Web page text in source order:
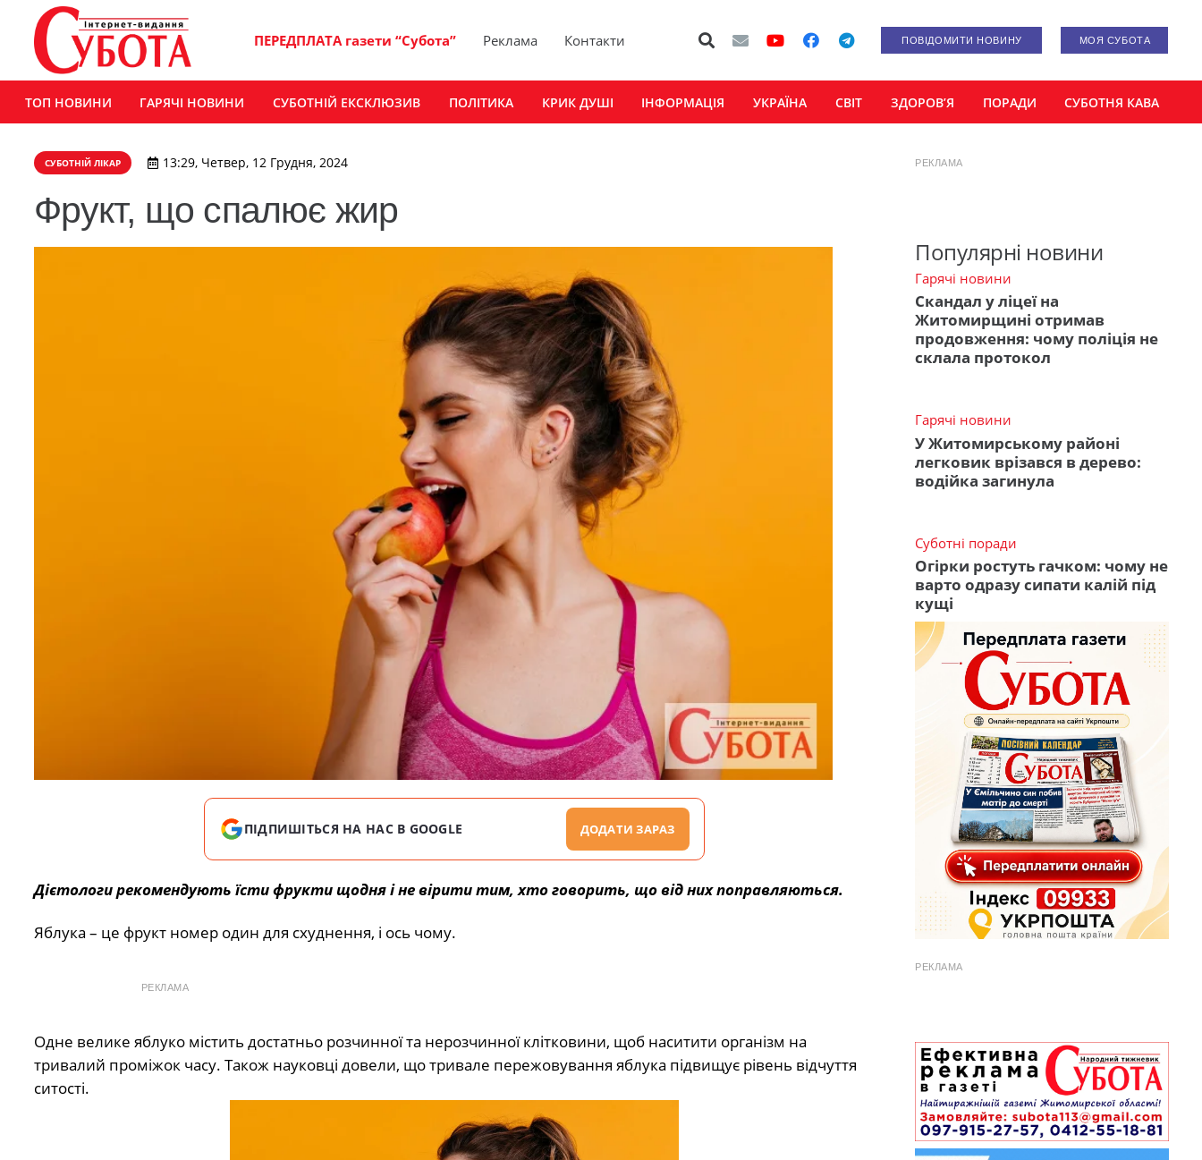
ПЕРЕДПЛАТА газети “Субота” Реклама Контакти ПОВІДОМИТИ НОВИНУ МОЯ СУБОТА
ТОП НОВИНИ ГАРЯЧІ НОВИНИ СУБОТНІЙ ЕКСКЛЮЗИВ ПОЛІТИКА КРИК ДУШІ ІНФОРМАЦІЯ УКРАЇНА СВІТ ЗДОРОВ’Я ПОРАДИ СУБОТНЯ КАВА
СУБОТНІЙ ЛІКАР 13:29, Четвер, 12 Грудня, 2024
Фрукт, що спалює жир
ПІДПИШІТЬСЯ НА НАС В GOOGLE ДОДАТИ ЗАРАЗ
Дієтологи рекомендують їсти фрукти щодня і не вірити тим, хто говорить, що від них поправляються.
Яблука – це фрукт номер один для схуднення, і ось чому.
РЕКЛАМА
Одне велике яблуко містить достатньо розчинної та нерозчинної клітковини, щоб наситити організм на
тривалий проміжок часу. Також науковці довели, що тривале пережовування яблука підвищує рівень відчуття
ситості.
РЕКЛАМА
Популярні новини
Гарячі новини
Скандал у ліцеї на
Житомирщині отримав
продовження: чому поліція не
склала протокол
Гарячі новини
У Житомирському районі
легковик врізався в дерево:
водійка загинула
Суботні поради
Огірки ростуть гачком: чому не
варто одразу сипати калій під
кущі
РЕКЛАМА